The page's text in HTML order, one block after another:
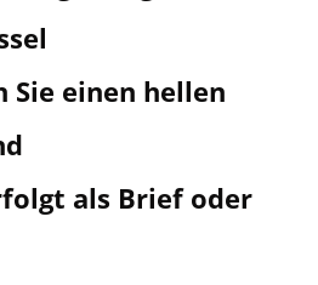
Sie einen hellen
als Brief oder